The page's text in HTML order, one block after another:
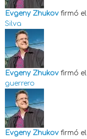
Evgeny Zhukov firmó el
Silva
Evgeny Zhukov firmó el
guerrero
Evgeny Zhukov firmó el